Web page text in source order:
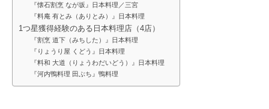
『懐石割烹 なが坂』日本料理／三宮
『料庵 有とみ（ありとみ）』日本料理
1つ星獲得経験のある日本料理店（4店）
『割烹 道下（みちした）』日本料理
『りょうり屋 くどう』日本料理
『料和 大道（りょうわだいどう）』日本料理
『河内鴨料理 田ぶち』鴨料理